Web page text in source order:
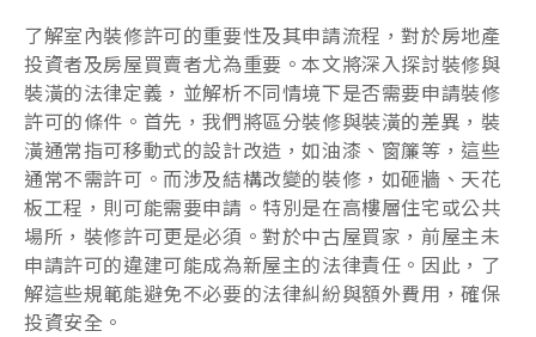
了解室內裝修許可的重要性及其申請流程，對於房地產
投資者及房屋買賣者尤為重要。本文將深入探討裝修與
裝潢的法律定義，並解析不同情境下是否需要申請裝修
許可的條件。首先，我們將區分裝修與裝潢的差異，裝
潢通常指可移動式的設計改造，如油漆、窗簾等，這些
通常不需許可。而涉及結構改變的裝修，如砸牆、天花
板工程，則可能需要申請。特別是在高樓層住宅或公共
場所，裝修許可更是必須。對於中古屋買家，前屋主未
申請許可的違建可能成為新屋主的法律責任。因此，了
解這些規範能避免不必要的法律糾紛與額外費用，確保
投資安全。